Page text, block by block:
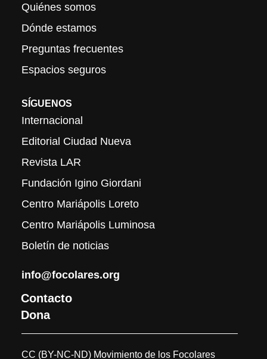
Quiénes somos
Dónde estamos
Preguntas frecuentes
Espacios seguros
SÍGUENOS
Internacional
Editorial Ciudad Nueva
Revista LAR
Fundación Igino Giordani
Centro Mariápolis Loreto
Centro Mariápolis Luminosa
Boletín de noticias
info@focolares.org
Contacto
Dona
CC (BY-NC-ND) Movimiento de los Focolares